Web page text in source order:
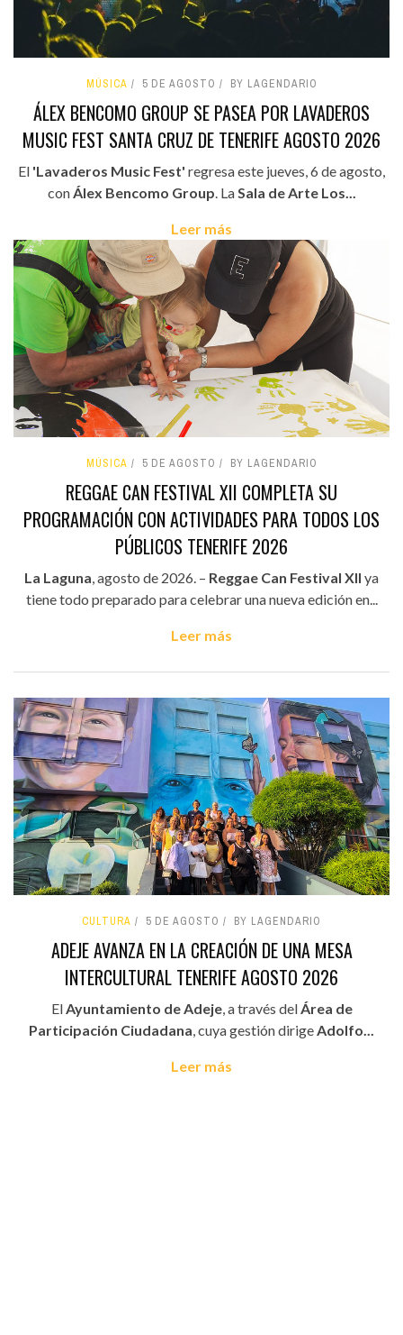
MÚSICA 5 DE AGOSTO BY LAGENDARIO
ÁLEX BENCOMO GROUP SE PASEA POR LAVADEROS
MUSIC FEST SANTA CRUZ DE TENERIFE AGOSTO 2026
El 'Lavaderos Music Fest' regresa este jueves, 6 de agosto,
con Álex Bencomo Group . La Sala de Arte Los...
Leer más
MÚSICA 5 DE AGOSTO BY LAGENDARIO
REGGAE CAN FESTIVAL XII COMPLETA SU
PROGRAMACIÓN CON ACTIVIDADES PARA TODOS LOS
PÚBLICOS TENERIFE 2026
La Laguna, agosto de 2026. – Reggae Can Festival XII ya
tiene todo preparado para celebrar una nueva edición en...
Leer más
CULTURA 5 DE AGOSTO BY LAGENDARIO
ADEJE AVANZA EN LA CREACIÓN DE UNA MESA
INTERCULTURAL TENERIFE AGOSTO 2026
ElAyuntamiento de Adeje, a través delÁrea de
Participación Ciudadana, cuya gestión dirigeAdolfo...
Leer más